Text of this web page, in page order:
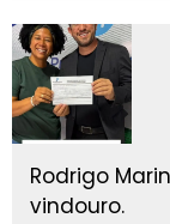
Rodrigo
vindouro.